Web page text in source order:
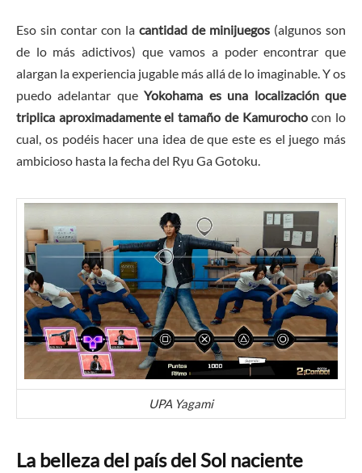
Eso sin contar con la cantidad de minijuegos (algunos son
de lo más adictivos) que vamos a poder encontrar que
alargan la experiencia jugable más allá de lo imaginable. Y os
puedo adelantar queYokohama es una localización que
triplica aproximadamente el tamaño de Kamurochocon lo
cual, os podéis hacer una idea de que este es el juego más
ambicioso hasta la fecha del Ryu Ga Gotoku.
UPA Yagami
La belleza del país del Sol naciente